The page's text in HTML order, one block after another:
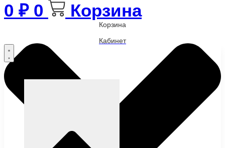
0 ₽ 0 Корзина
Корзина
Кабинет